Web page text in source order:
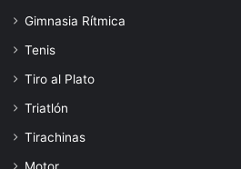
Gimnasia Rítmica
Tenis
Tiro al Plato
Triatlón
Tirachinas
Motor